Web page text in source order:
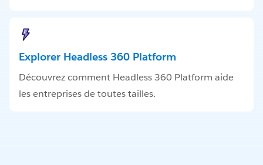
Explorer Headless 360 Platform
Découvrez comment Headless 360 Platform aide
les entreprises de toutes tailles.